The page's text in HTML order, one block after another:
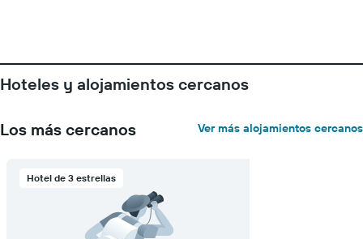
Hoteles y alojamientos cercanos
Los más cercanos Ver más alojamientos cercanos
Hotel de 3 estrellas